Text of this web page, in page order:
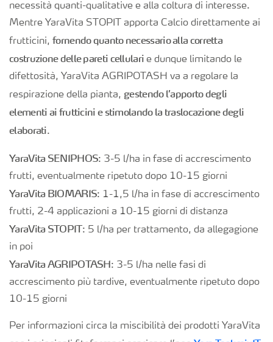
necessità quanti-qualitative e alla coltura di interesse.
Mentre YaraVita STOPIT apporta Calcio direttamente ai
frutticini, fornendo quanto necessario alla corretta
costruzione delle pareti cellulari e dunque limitando le
difettosità, YaraVita AGRIPOTASH va a regolare la
respirazione della pianta, gestendo l’apporto degli
elementi ai frutticini e stimolando la traslocazione degli
elaborati.
YaraVita SENIPHOS: 3-5 l/ha in fase di accrescimento
frutti, eventualmente ripetuto dopo 10-15 giorni
YaraVita BIOMARIS: 1-1,5 l/ha in fase di accrescimento
frutti, 2-4 applicazioni a 10-15 giorni di distanza
YaraVita STOPIT: 5 l/ha per trattamento, da allegagione
in poi
YaraVita AGRIPOTASH: 3-5 l/ha nelle fasi di
accrescimento più tardive, eventualmente ripetuto dopo
10-15 giorni
Per informazioni circa la miscibilità dei prodotti YaraVita